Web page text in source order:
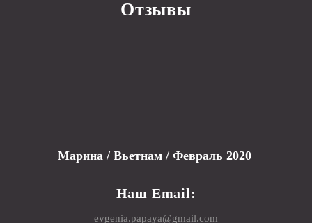
Отзывы
Марина / Вьетнам / Февраль 2020
Наш Email:
evgenia.papaya@gmail.com